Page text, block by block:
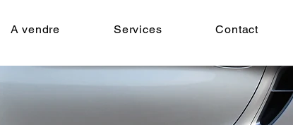
A vendre Services Contact